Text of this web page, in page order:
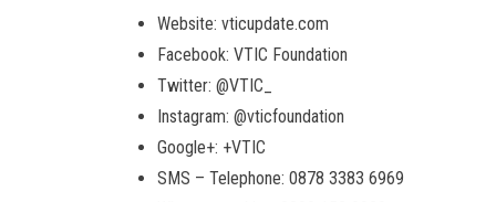
Website: vticupdate.com
Facebook: VTIC Foundation
Twitter: @VTIC_
Instagram: @vticfoundation
Google+: +VTIC
SMS – Telephone: 0878 3383 6969